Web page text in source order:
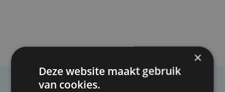
×
Deze website maakt gebruik
van cookies.